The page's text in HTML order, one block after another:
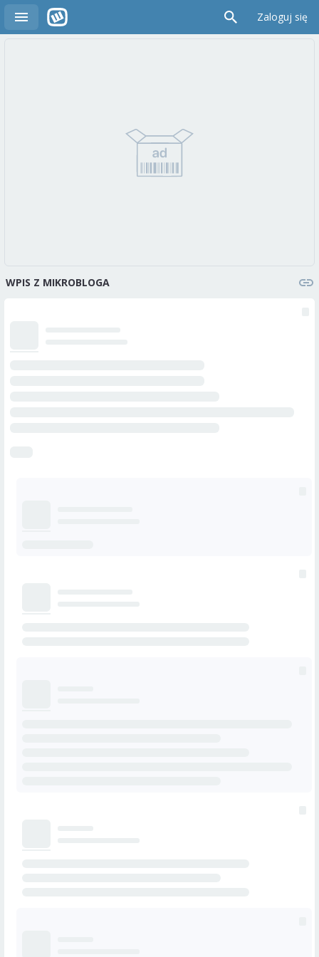
Zaloguj się
WPIS Z MIKROBLOGA